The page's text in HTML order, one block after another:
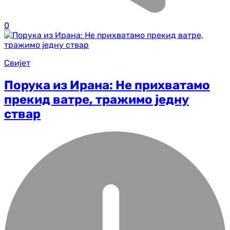
0
Свијет
Порука из Ирана: Не прихватамо
прекид ватре, тражимо једну
ствар